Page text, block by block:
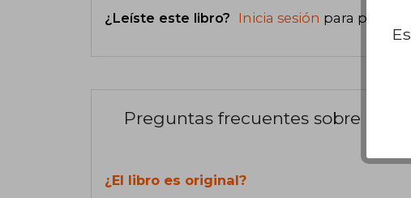
¿Leíste este libro? Inicia sesión para poder
Preguntas frecuentes sobre el
¿El libro es original?